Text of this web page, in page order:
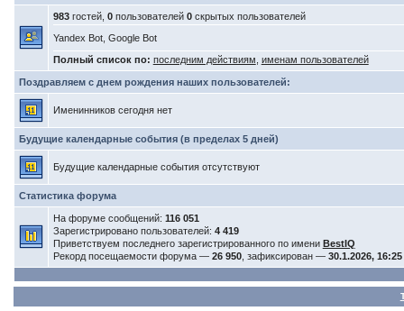
983гостей, 0пользователей 0скрытых пользователей
Yandex Bot, Google Bot
Полный список по: последним действиям именам пользователей
Поздравляем с днем рождения наших пользователей:
Именинников сегодня нет
Будущие календарные события (в пределах 5 дней)
Будущие календарные события отсутствуют
Статистика форума
На форуме сообщений: 116 051
Зарегистрировано пользователей: 4 419
Приветствуем последнего зарегистрированного по имени BestIQ
Рекорд посещаемости форума — 26 950, зафиксирован — 30.1.2026, 16:25